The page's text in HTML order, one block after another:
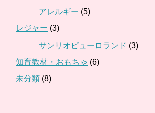
アレルギー (5)
レジャー (3)
サンリオピューロランド (3)
知育教材・おもちゃ (6)
未分類 (8)